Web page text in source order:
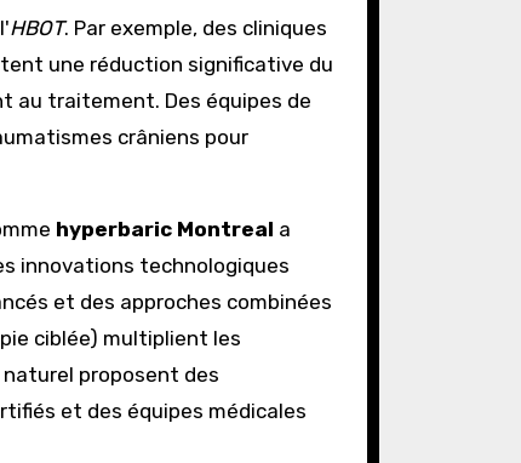
HBOT. Par exemple, des cliniques
une réduction significative du
au traitement. Des équipes de
crâniens pour
hyperbaric Montreal a
innovations technologiques
et des approches combinées
ciblée) multiplient les
proposent des
et des équipes médicales